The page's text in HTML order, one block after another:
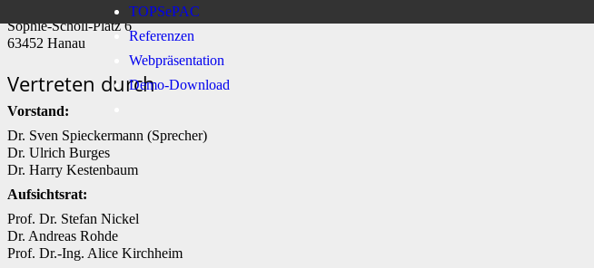
TOPSePAC
Referenzen
Webpräsentation
Demo-Download
Sophie-Scholl-Platz 6
63452 Hanau
Vertreten durch
Vorstand:
Dr. Sven Spieckermann (Sprecher)
Dr. Ulrich Burges
Dr. Harry Kestenbaum
Aufsichtsrat:
Prof. Dr. Stefan Nickel
Dr. Andreas Rohde
Prof. Dr.-Ing. Alice Kirchheim